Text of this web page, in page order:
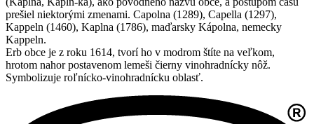
prešiel niektorými zmenami. Capolna (1289), Capella (1297),
Kappeln (1460), Kaplna (1786), maďarsky Kápolna, nemecky
Kappeln.
Erb obce je z roku 1614, tvorí ho v modrom štíte na veľkom,
hrotom nahor postavenom lemeši čierny vinohradnícky nôž.
Symbolizuje roľnícko-vinohradnícku oblasť.